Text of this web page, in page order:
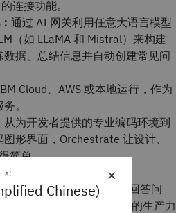
连接功能。
通过 AI 网关利用任意大语言模型
（如 LLaMA 和 Mistral）来构建
据、总结信息并自动创建常见问
Cloud、AWS 或本地运行，作为
。
从为开发者提供的专业编码环境到
形界面，Orchestrate 让设计、
简单。
Orchestrate 不仅仅可以回答问
流连接起来，实现可衡量的生产力
×
is:
Chinese)